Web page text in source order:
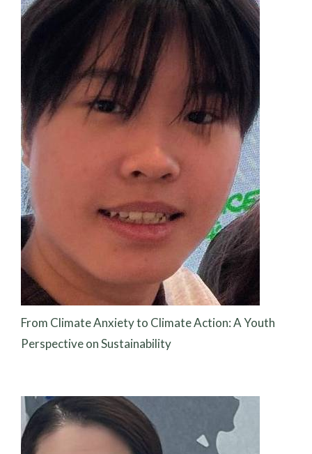
From Climate Anxiety to Climate Action: A Youth
Perspective on Sustainability